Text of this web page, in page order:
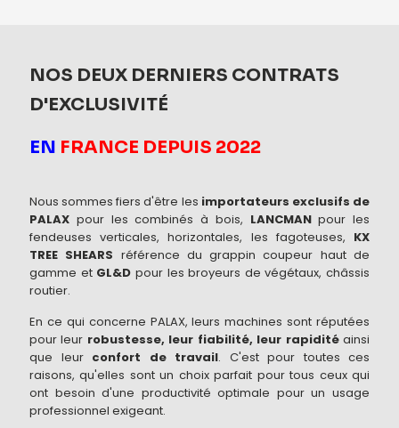
NOS DEUX DERNIERS CONTRATS
D'EXCLUSIVITÉ
EN FRANCE DEPUIS 2022
Nous sommes fiers d'être les importateurs exclusifs de
PALAX pour les combinés à bois, LANCMANpour les
fendeuses verticales, horizontales, les fagoteuses, KX
TREE SHEARS référence du grappin coupeur haut de
gamme et GL&D pour les broyeurs de végétaux, châssis
routier.
En ce qui concerne PALAX, leurs machines sont réputées
pour leur robustesse, leur fiabilité, leur rapiditéainsi
que leur confort de travail. C'est pour toutes ces
raisons, qu'elles sont un choix parfait pour tous ceux qui
ont besoin d'une productivité optimale pour un usage
professionnel exigeant.